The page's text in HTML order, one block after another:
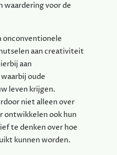
waardering voor de
onconventionele
aan creativiteit
aan
oude
leven krijgen.
niet alleen over
ontwikkelen ook hun
te denken over hoe
kunnen worden.